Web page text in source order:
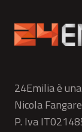
24Emilia è
Nicola
P. Iva